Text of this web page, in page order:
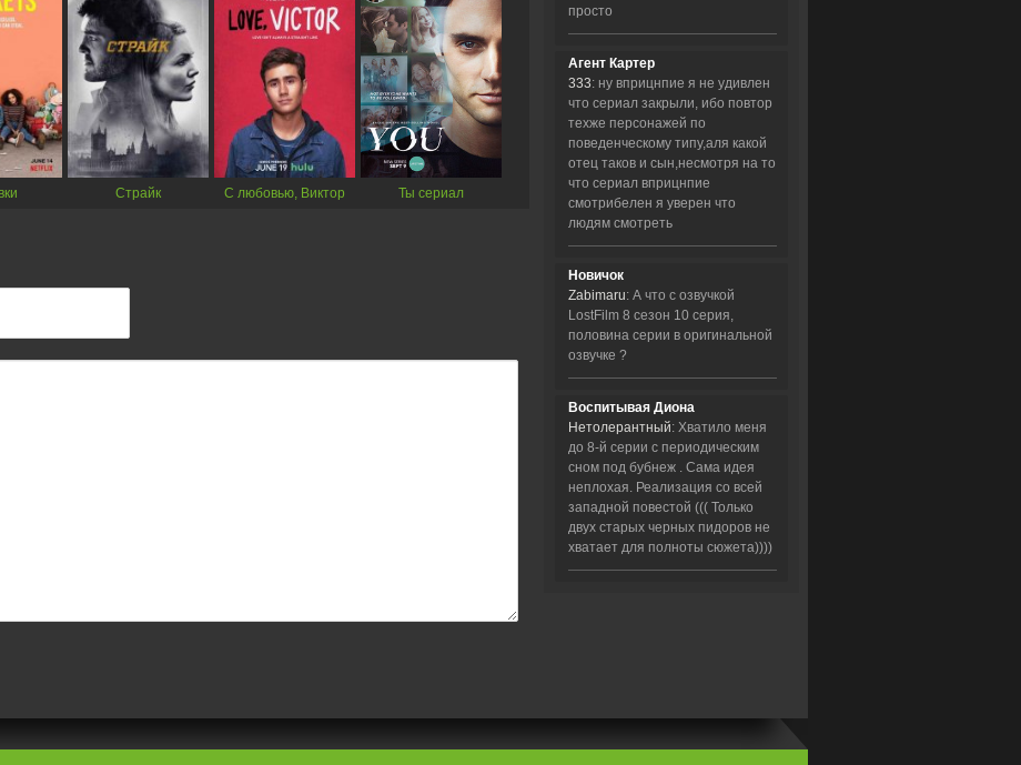
Страйк С любовью, Виктор Ты сериал
просто
Агент Картер
333: ну вприцнпие я не удивлен
что сериал закрыли, ибо повтор
техже персонажей по
поведенческому типу,аля какой
отец таков и сын,несмотря на то
что сериал вприцнпие
смотрибелен я уверен что
людям смотреть
Новичок
Zabimaru: А что с озвучкой
LostFilm 8 сезон 10 серия,
половина серии в оригинальной
озвучке ?
Воспитывая Диона
Нетолерантный: Хватило меня
до 8-й серии с периодическим
сном под бубнеж . Сама идея
неплохая. Реализация со всей
западной повестой ((( Только
двух старых черных пидоров не
хватает для полноты сюжета))))